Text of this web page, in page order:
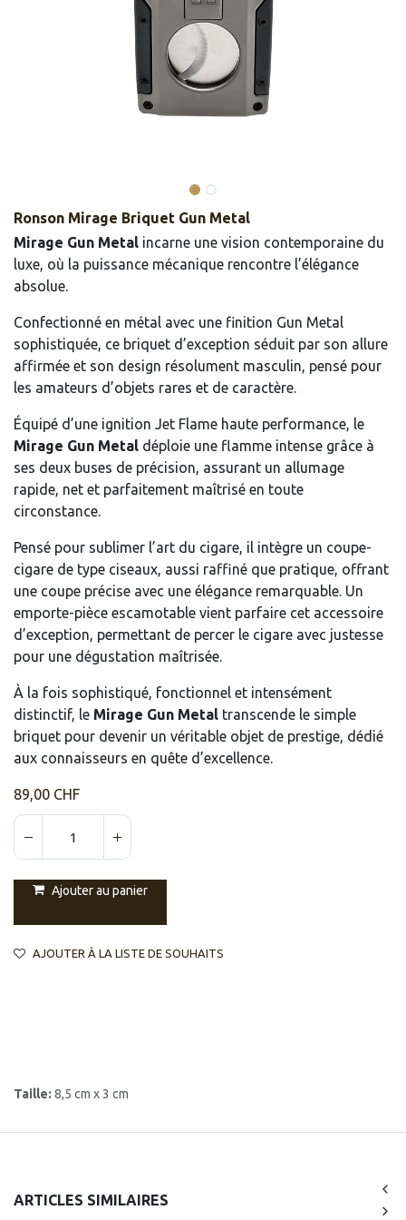
Ronson Mirage Briquet Gun Metal
Mirage Gun Metal incarne une vision contemporaine du
luxe, où la puissance mécanique rencontre l’élégance
absolue.
Confectionné en métal avec une finition Gun Metal
sophistiquée, ce briquet d’exception séduit par son allure
affirmée et son design résolument masculin, pensé pour
les amateurs d’objets rares et de caractère.
Équipé d’une ignition Jet Flame haute performance, le
Mirage Gun Metal déploie une flamme intense grâce à
ses deux buses de précision, assurant un allumage
rapide, net et parfaitement maîtrisé en toute
circonstance.
Pensé pour sublimer l’art du cigare, il intègre un coupe-
cigare de type ciseaux, aussi raffiné que pratique, offrant
une coupe précise avec une élégance remarquable. Un
emporte-pièce escamotable vient parfaire cet accessoire
d’exception, permettant de percer le cigare avec justesse
pour une dégustation maîtrisée.
À la fois sophistiqué, fonctionnel et intensément
distinctif, le Mirage Gun Metal transcende le simple
briquet pour devenir un véritable objet de prestige, dédié
aux connaisseurs en quête d’excellence.
89,00 CHF
Ajouter au panier
AJOUTER À LA LISTE DE SOUHAITS
Taille: 8,5 cm x 3 cm
ARTICLES SIMILAIRES